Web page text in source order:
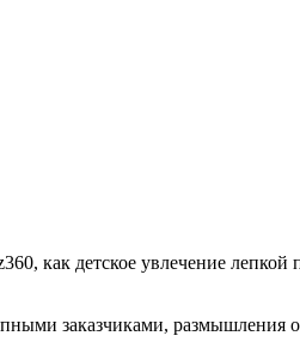
как детское увлечение
заказчиками, размышления